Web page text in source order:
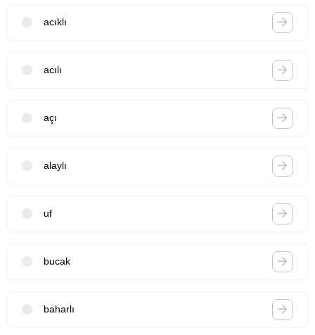
acıklı
acılı
açı
alaylı
uf
bucak
baharlı